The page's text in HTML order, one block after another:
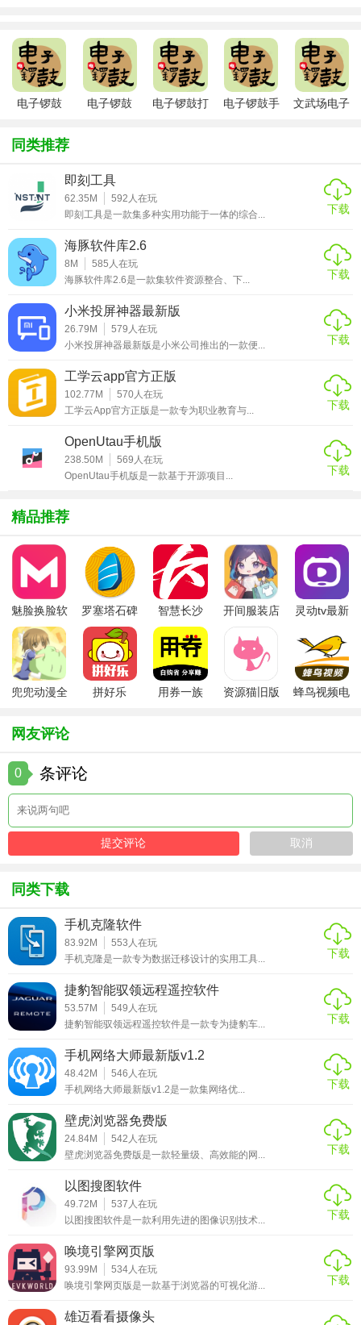
【电子锣鼓app免费下载安装技巧】
1. 节奏训练：利用内置的节拍器进行节奏训练，提升演奏节
奏感。
2. 音轨管理：通过音轨管理功能，轻松排列和调整乐器顺
3. 音效库探索：探索丰富的预设音效库，发现更多创意音
色。
4. 云端同步：支持项目云端备份，跨设备无缝衔接创作。
5. 社交分享：完成作品后，可直接分享至社交平台展示才
【电子锣鼓app免费下载安装内容】
1. 基础乐器：包含架子鼓、大鼓、锣、镲等基础电子乐器。
2. 特效插件：提供回声、混响、压缩等音频处理工具。
3. 曲库资源：内置多种风格的音乐样本，便于创作灵感激
发。
4. 乐谱导入：支持MIDI文件导入，方便学习和改编乐谱。
5. 创作模式：提供多种创作模板，适合不同场景的音乐创
【电子锣鼓app免费下载安装用法】
1. 下载安装：从官方渠道下载电子锣鼓APP，完成安装后打
开应用。
2. 注册登录：使用手机号或邮箱注册账号，登录后即可开始
3. 选择乐器：在乐器库中选择想要使用的乐器，调整音色和
音量。
4. 录制与编辑：点击录制按钮开始演奏，完成后可进入编辑
模式进行细节调整。
5. 保存与分享：将作品保存至本地或云端，通过社交平台分
享给朋友或粉丝。
【电子锣鼓app免费下载安装点评】
电子锣鼓APP以其丰富的乐器选择、真实的音效模拟及便捷
论是初学者还是专业人士，都能在这里找到适合自己的创作
工具，享受电子音乐带来的乐趣。其直观的界面设计和强大
二之选。
电子锣鼓
口
电子锣鼓
电子锣鼓打
电子锣鼓手
文武场电子
同类推荐
即刻工具
62.35M 592 人在玩
即刻工具是一款集多种实用功能于一体的综合...
下载
海豚软件库2.6
8M 585 人在玩
海豚软件库2.6是一款集软件资源整合、下...
下载
小米投屏神器最新版
26.79M 579 人在玩
小米投屏神器最新版是小米公司推出的一款便...
下载
工学云app官方正版
102.77M 570人在玩
工学云App官方正版是一款专为职业教育与...
下载
OpenUtau手机版
238.50M 569 人在玩
OpenUtau手机版是一款基于开源项目...
下载
精品推荐
魅脸换脸软
件
罗塞塔石碑
安卓版
智慧长沙
app
开间服装店
灵动tv最新
兜兜动漫全
拼好乐 用券一族 资源猫旧版
蜂鸟视频电
网友评论
0 条评论
同类下载
手机克隆软件
83.92M 553 人在玩
手机克隆是一款专为数据迁移设计的实用工具...
下载
捷豹智能驭领远程遥控软件
53.57M 549 人在玩
捷豹智能驭领远程遥控软件是一款专为捷豹车...
下载
手机网络大师最新版v1.2
48.42M 546 人在玩
手机网络大师最新版v1.2是一款集网络优...
下载
壁虎浏览器免费版
24.84M 542 人在玩
壁虎浏览器免费版是一款轻量级、高效能的网...
下载
以图搜图软件
49.72M 537 人在玩
以图搜图软件是一款利用先进的图像识别技术...
下载
唤境引擎网页版
93.99M 534 人在玩
唤境引擎网页版是一款基于浏览器的可视化游...
下载
雄迈看看摄像头